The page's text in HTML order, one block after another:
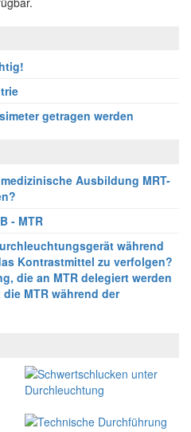
getragen werden
Ausbildung MRT-
- MTR
während
Kontrastmittel zu verfolgen?
die an MTR delegiert werden
MTR während der